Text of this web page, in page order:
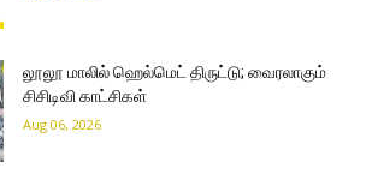
லூலூ மாலில் ஹெல்மெட் திருட்டு; வைரலாகும்
சிசிடிவி காட்சிகள்
Aug 06, 2026